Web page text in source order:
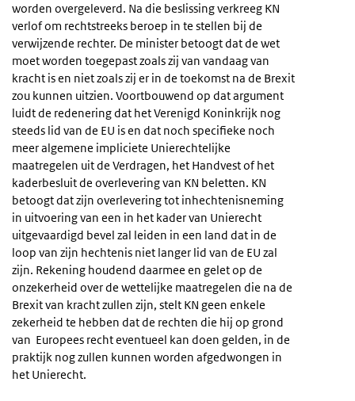
worden overgeleverd. Na die beslissing verkreeg KN
verlof om rechtstreeks beroep in te stellen bij de
verwijzende rechter. De minister betoogt dat de wet
moet worden toegepast zoals zij van vandaag van
kracht is en niet zoals zij er in de toekomst na de Brexit
zou kunnen uitzien. Voortbouwend op dat argument
luidt de redenering dat het Verenigd Koninkrijk nog
steeds lid van de EU is en dat noch specifieke noch
meer algemene impliciete Unierechtelijke
maatregelen uit de Verdragen, het Handvest of het
kaderbesluit de overlevering van KN beletten. KN
betoogt dat zijn overlevering tot inhechtenisneming
in uitvoering van een in het kader van Unierecht
uitgevaardigd bevel zal leiden in een land dat in de
loop van zijn hechtenis niet langer lid van de EU zal
zijn. Rekening houdend daarmee en gelet op de
onzekerheid over de wettelijke maatregelen die na de
Brexit van kracht zullen zijn, stelt KN geen enkele
zekerheid te hebben dat de rechten die hij op grond
van Europees recht eventueel kan doen gelden, in de
praktijk nog zullen kunnen worden afgedwongen in
het Unierecht.